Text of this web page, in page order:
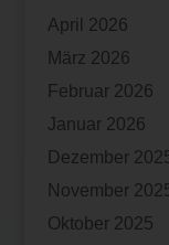
April 2026
März 2026
Februar 2026
Januar 2026
Dezember
November
Oktober 2025